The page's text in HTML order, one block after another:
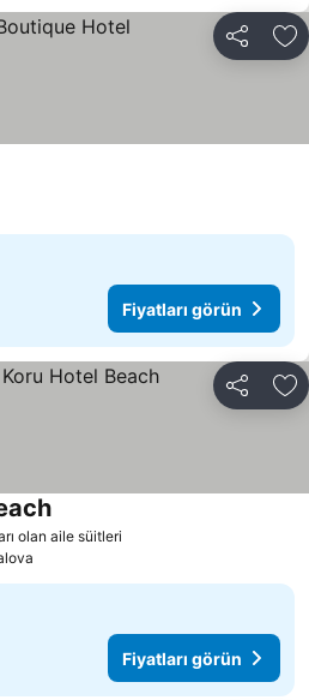
Paylaş
Fiyatları görün
Paylaş
olan aile süitleri
Fiyatları görün